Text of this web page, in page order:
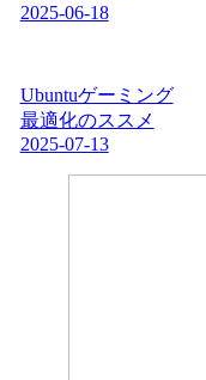
2025-06-18
Ubuntuゲーミング
最適化のススメ
2025-07-13